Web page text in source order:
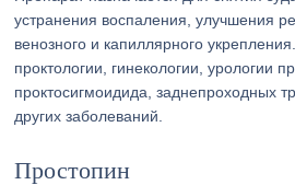
устранения воспаления, улучшения
венозного и капиллярного
проктологии, гинекологии, урологии
проктосигмоидида, заднепроходных
других заболеваний.
Простопин